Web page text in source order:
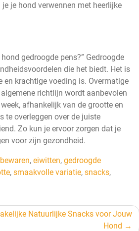
je hond verwennen met heerlijke
gedroogde pens?” Gedroogde
die het biedt. Het is
en krachtige voeding is. Overmatige
richtlijn wordt aanbevolen
afhankelijk van de grootte en
te overleggen over de juiste
Zo kun je ervoor zorgen dat je
voor zijn gezondheid.
bewaren, eiwitten, gedroogde
, smaakvolle variatie, snacks,
Natuurlijke Snacks voor Jouw
Hond